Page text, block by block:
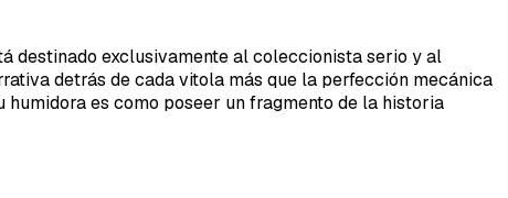
destinado exclusivamente al coleccionista serio y al
detrás de cada vitola más que la perfección mecánica
es como poseer un fragmento de la historia